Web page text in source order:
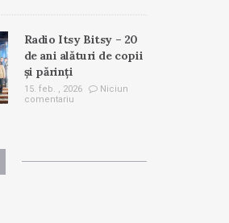
Radio Itsy Bitsy – 20
de ani alături de copii
și părinți
15. feb. , 2026
Niciun
comentariu